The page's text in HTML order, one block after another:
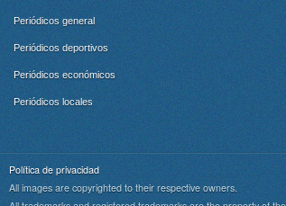
Periódicos general
Periódicos deportivos
Periódicos económicos
Periódicos locales
Política de privacidad
All images are copyrighted to their respective owners.